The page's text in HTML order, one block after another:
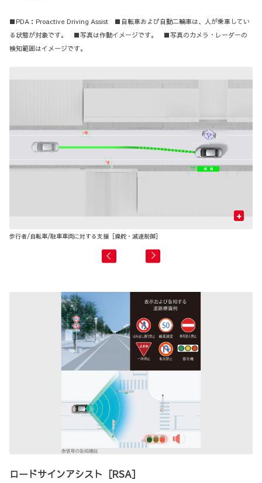
■PDA：Proactive Driving Assist ■自転車および自動二輪車は、人が乗車してい
る状態が対象です。 ■写真は作動イメージです。 ■写真のカメラ・レーダーの
検知範囲はイメージです。
+
歩行者/自転車/駐車車両に対する支援［操舵・減速制御］
ロードサインアシスト［RSA］